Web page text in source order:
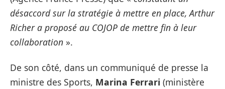
désaccord sur la stratégie à mettre en place, Arthur
Richer a proposé au COJOP de mettre fin à leur
collaboration ».
De son côté, dans un communiqué de presse la
ministre des Sports, Marina Ferrari (ministère